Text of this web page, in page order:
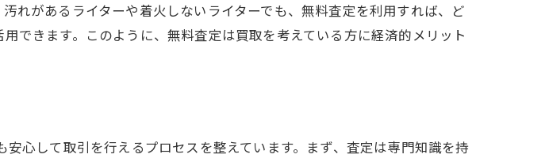
れがあるライターや着火しないライターでも、無料査定を利用すれば、ど
できます。このように、無料査定は買取を考えている方に経済的メリット
心して取引を行えるプロセスを整えています。まず、査定は専門知識を持